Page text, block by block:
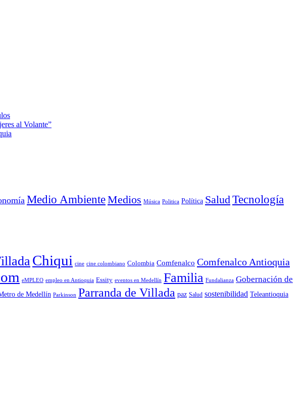
al Volante”
Medio AmbienteMedios Música Politica Política Salud Tecnología
Chiqui cine cine colombiano Colombia Comfenalco Comfenalco Antioquia
eMPLEO empleo en Antioquia Essity eventos en Medellín Familia Fundalianza Gobernación de
de Medellín Parkinson Parranda de Villada paz Salud sostenibilidad Teleantioquia